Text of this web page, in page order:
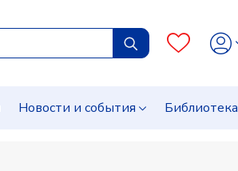
Новости и события Библиотека